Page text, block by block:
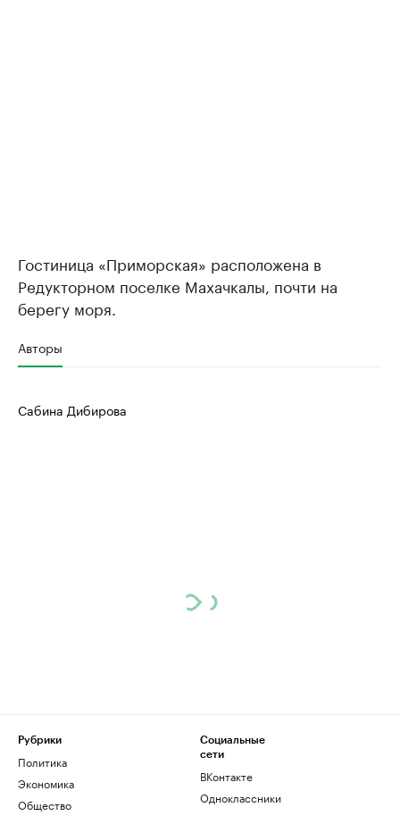
Гостиница «Приморская» расположена в
Редукторном поселке Махачкалы, почти на
берегу моря.
Авторы
Сабина Дибирова
Рубрики
Политика
Экономика
Общество
Социальные
сети
ВКонтакте
Одноклассники